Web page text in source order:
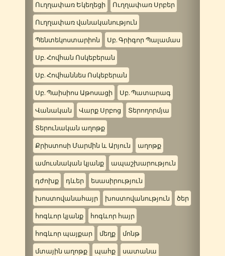
Ուղղափառ Եկեղեցի Ուղղափառ Սրբեր
Ուղղափառ վանականություն
Պենտեկոստարիոն Սբ. Գրիգոր Պալամաս
Սբ. Հովհան Ոսկեբերան
Սբ. Հովհաննես Ոսկեբերան
Սբ. Պաիսիոս Աթոսացի Սբ. Պատարագ
Վանական Վարք Սրբոց Տերողորմյա
Տերունական աղոթք
Քրիստոսի Մարմին և Արյուն աղոթք
ամուսնական կյանք ապաշխարություն
դժոխք դևեր եսասիրություն
խոստովանահայր խոստովանություն ծեր
հոգևոր կյանք հոգևոր հայր
հոգևոր պայքար մեղք մոնթ
մտային աղոթք պահք սատանա